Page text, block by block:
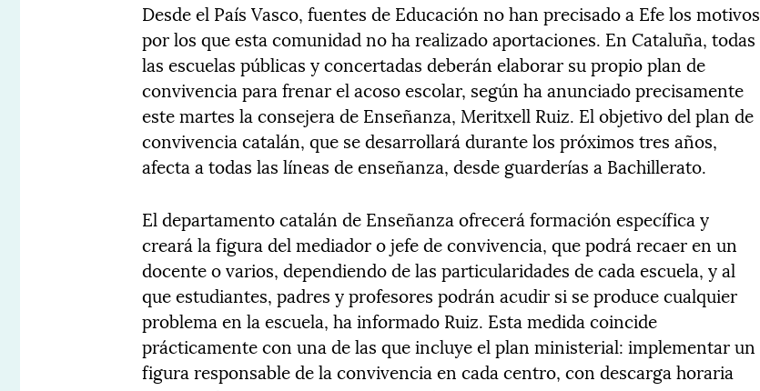
Desde el País Vasco, fuentes de Educación no han precisado a Efe los motivos
por los que esta comunidad no ha realizado aportaciones. En Cataluña, todas
las escuelas públicas y concertadas deberán elaborar su propio plan de
convivencia para frenar el acoso escolar, según ha anunciado precisamente
este martes la consejera de Enseñanza, Meritxell Ruiz. El objetivo del plan de
convivencia catalán, que se desarrollará durante los próximos tres años,
afecta a todas las líneas de enseñanza, desde guarderías a Bachillerato.
El departamento catalán de Enseñanza ofrecerá formación específica y
creará la figura del mediador o jefe de convivencia, que podrá recaer en un
docente o varios, dependiendo de las particularidades de cada escuela, y al
que estudiantes, padres y profesores podrán acudir si se produce cualquier
problema en la escuela, ha informado Ruiz. Esta medida coincide
prácticamente con una de las que incluye el plan ministerial: implementar un
figura responsable de la convivencia en cada centro, con descarga horaria